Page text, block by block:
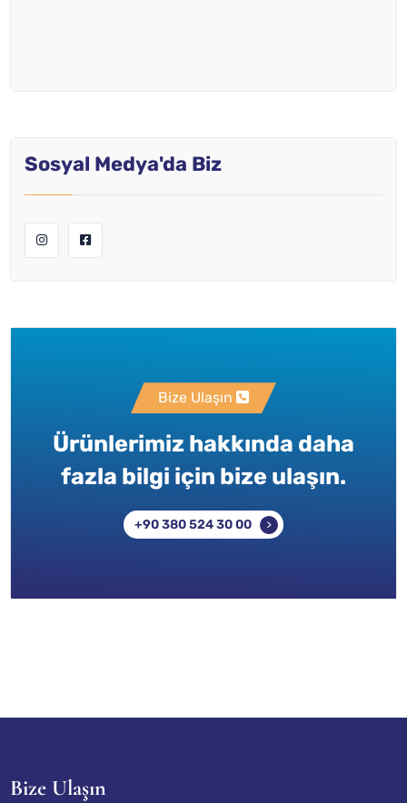
Sosyal Medya'da Biz
Bize Ulaşın
Ürünlerimiz hakkında daha
fazla bilgi için bize ulaşın.
+90 380 524 30 00
Bize Ulaşın